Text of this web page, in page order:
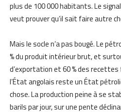
plus de 100 000 habitants. Le
veut prouver qu’il sait faire autre
Mais le socle n’a pas bougé. Le
% du produit intérieur brut, et
d’exportation et 60 % des
l’État angolais reste un État
chose. La production peine à se
barils par jour, sur une pente